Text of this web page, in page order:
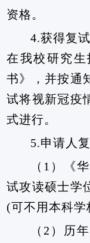
资格。
4.获得复
在我校研究
书》，并按通
试将视新冠疫
式进行。
5.申请人
（ 1 ）《
试攻读硕士学
(可不用本科学
（ 2 ）历